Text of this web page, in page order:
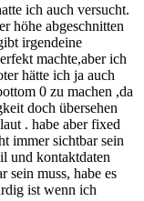
ich auch versucht.
höhe abgeschnitten
irgendeine
machte,aber ich
hätte ich ja auch
0 zu machen ,da
doch übersehen
. habe aber fixed
immer sichtbar sein
und kontaktdaten
sein muss, habe es
ist wenn ich